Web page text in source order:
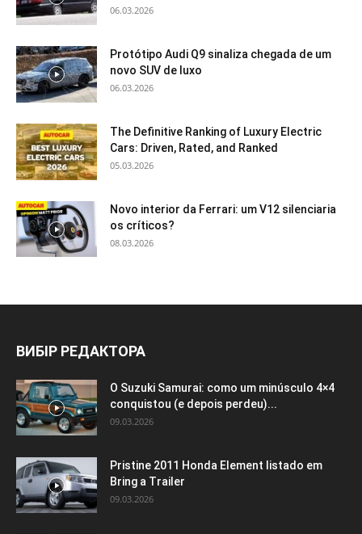
06.03.2026
Protótipo Audi Q9 sinaliza chegada de um
novo SUV de luxo
06.03.2026
The Definitive Ranking of Luxury Electric
Cars: Driven, Rated, and Ranked
05.03.2026
Novo interior da Ferrari: um V12 silenciaria
os críticos?
08.03.2026
ВИБІР РЕДАКТОРА
O Suzuki Samurai: como um minúsculo 4×4
conquistou (e depois perdeu)...
09.03.2026
Pristine 2011 Honda Element listado em
Bring a Trailer
09.03.2026